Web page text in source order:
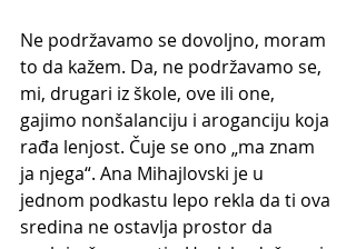
Ne podržavamo se dovoljno, moram
to da kažem. Da, ne podržavamo se,
mi, drugari iz škole, ove ili one,
gajimo nonšalanciju i aroganciju koja
rađa lenjost. Čuje se ono „ma znam
ja njega“. Ana Mihajlovski je u
jednom podkastu lepo rekla da ti ova
sredina ne ostavlja prostor da